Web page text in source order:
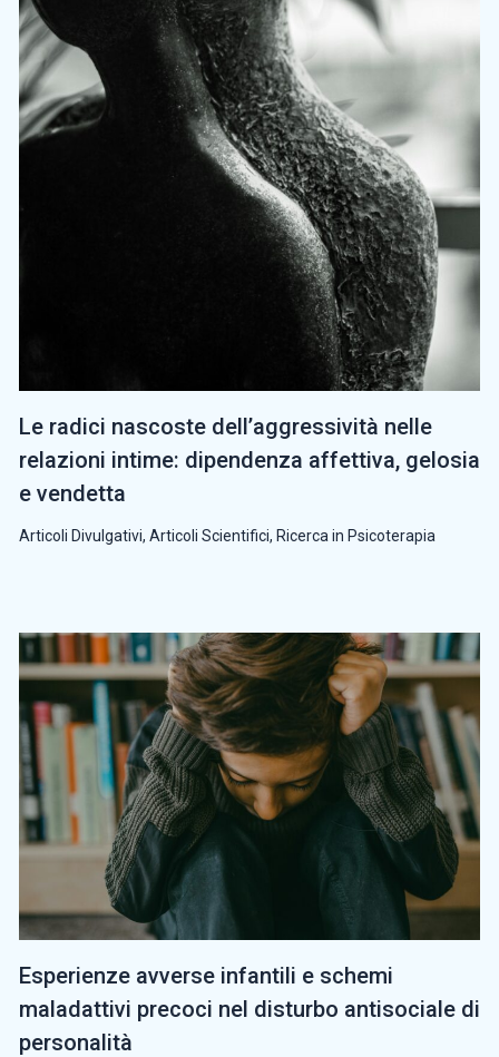
Le radici nascoste dell’aggressività nelle
relazioni intime: dipendenza affettiva, gelosia
e vendetta
Articoli Divulgativi, Articoli Scientifici, Ricerca in Psicoterapia
Esperienze avverse infantili e schemi
maladattivi precoci nel disturbo antisociale di
personalità